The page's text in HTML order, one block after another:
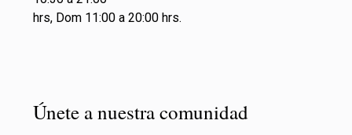
hrs, Dom 11:00 a 20:00 hrs.
Únete a nuestra comunidad